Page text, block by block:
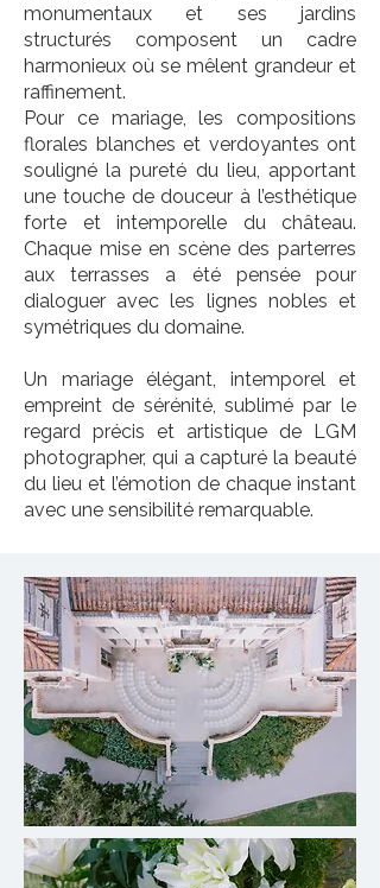
monumentaux et ses jardins
structurés composent un cadre
harmonieux où se mêlent grandeur et
raffinement.
Pour ce mariage, les compositions
florales blanches et verdoyantes ont
souligné la pureté du lieu, apportant
une touche de douceur à l’esthétique
forte et intemporelle du château.
Chaque mise en scène des parterres
aux terrasses a été pensée pour
dialoguer avec les lignes nobles et
symétriques du domaine.
Un mariage élégant, intemporel et
empreint de sérénité, sublimé par le
regard précis et artistique de LGM
photographer, qui a capturé la beauté
du lieu et l’émotion de chaque instant
avec une sensibilité remarquable.